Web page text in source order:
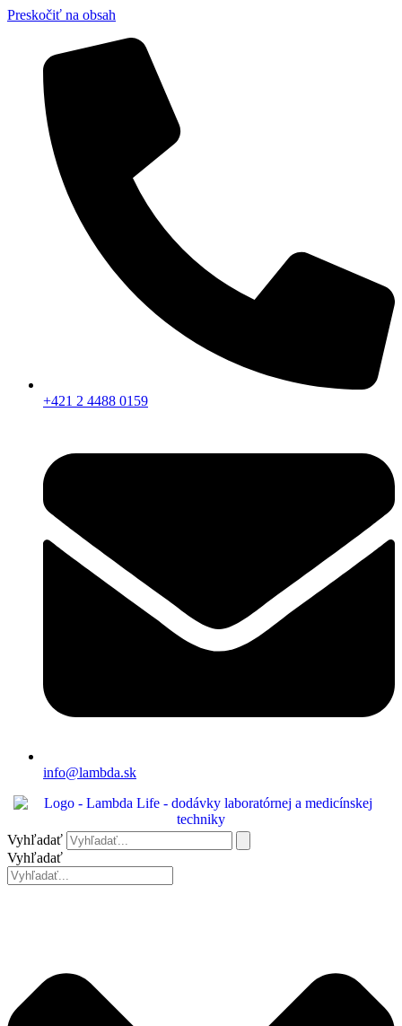
Preskočiť na obsah
+421 2 4488 0159
info@lambda.sk
Vyhľadať
Vyhľadať